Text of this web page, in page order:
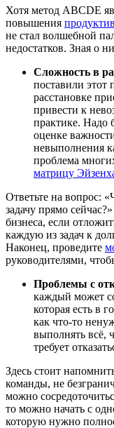
Хотя метод ABCDE
повышения
не стал волшебной
недостатков. Зная о
Сложность в
поставили этот
расстановке
привести к
практике. Надо
оценке
невыполнения
проблема
матрицу
Ответьте на вопрос:
задачу прямо
бизнеса, если
каждую из задач к
Наконец, проведите
руководителями,
Проблемы с
каждый может
которая есть в
как что-то
выполнять всё,
требует
Здесь стоит
команды, не
можно
то можно начать с
которую нужно